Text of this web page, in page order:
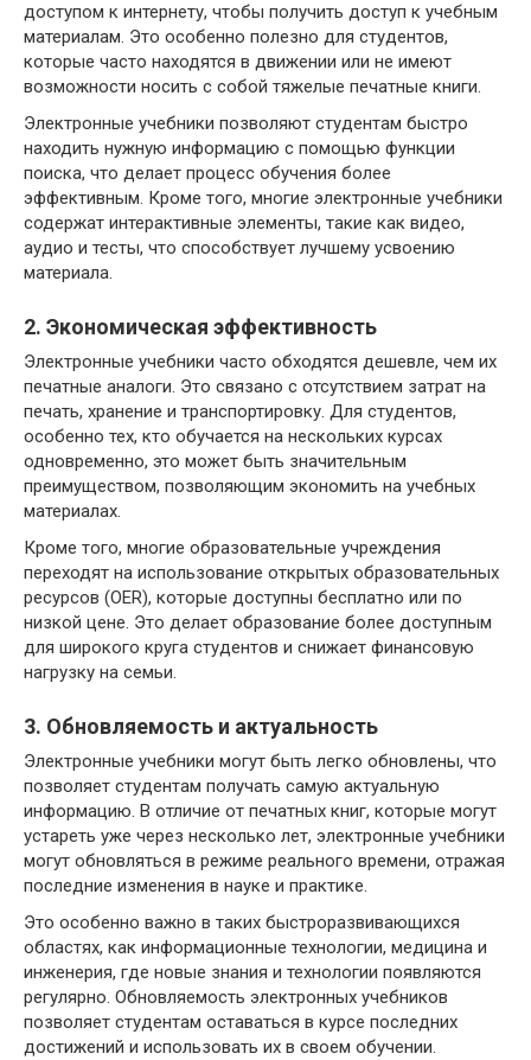
доступом к интернету, чтобы получить доступ к учебным
материалам. Это особенно полезно для студентов,
которые часто находятся в движении или не имеют
возможности носить с собой тяжелые печатные книги.
Электронные учебники позволяют студентам быстро
находить нужную информацию с помощью функции
поиска, что делает процесс обучения более
эффективным. Кроме того, многие электронные учебники
содержат интерактивные элементы, такие как видео,
аудио и тесты, что способствует лучшему усвоению
материала.
2. Экономическая эффективность
Электронные учебники часто обходятся дешевле, чем их
печатные аналоги. Это связано с отсутствием затрат на
печать, хранение и транспортировку. Для студентов,
особенно тех, кто обучается на нескольких курсах
одновременно, это может быть значительным
преимуществом, позволяющим экономить на учебных
материалах.
Кроме того, многие образовательные учреждения
переходят на использование открытых образовательных
ресурсов (OER), которые доступны бесплатно или по
низкой цене. Это делает образование более доступным
для широкого круга студентов и снижает финансовую
нагрузку на семьи.
3. Обновляемость и актуальность
Электронные учебники могут быть легко обновлены, что
позволяет студентам получать самую актуальную
информацию. В отличие от печатных книг, которые могут
устареть уже через несколько лет, электронные учебники
могут обновляться в режиме реального времени, отражая
последние изменения в науке и практике.
Это особенно важно в таких быстроразвивающихся
областях, как информационные технологии, медицина и
инженерия, где новые знания и технологии появляются
регулярно. Обновляемость электронных учебников
позволяет студентам оставаться в курсе последних
достижений и использовать их в своем обучении.